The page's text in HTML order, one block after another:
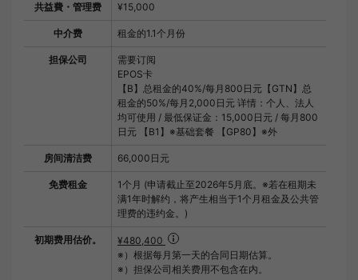
共益費・管理费 ¥15,000
中介费 租金的1.1个月份
担保公司
需要订阅
EPOS卡
【B】总租金的40%/每月800日元【GTN】总
租金的50%/每月2,000日元 详情：个人、法人
均可使用 / 最低保证金：15,000日元 / 每月800
日元 【B1】※基础套餐 【GP80】※外
房间清洁费 66,000日元
免费租金
1个月 (申请截止至2026年5月底。※若在租期未
满1年时解约，将产生相当于1个月租金及公共管
理费的违约金。)
初期费用估价。
¥480,400
※）根据每月第一天的合同日期估算。
※）担保公司相关费用不包含在内。